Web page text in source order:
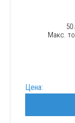
50
Макс.
Цена: